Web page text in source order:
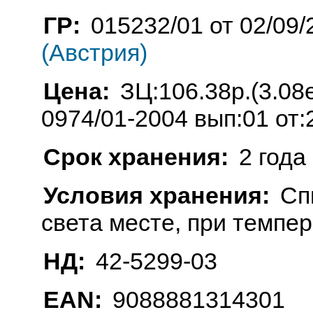
ГР: 015232/01 от 02/
(Австрия)
Цена:
0974/01-2004 вып:01
Срок хранения: 2 года
Условия хранения:
света месте, при
НД: 42-5299-03
EAN: 9088881314301